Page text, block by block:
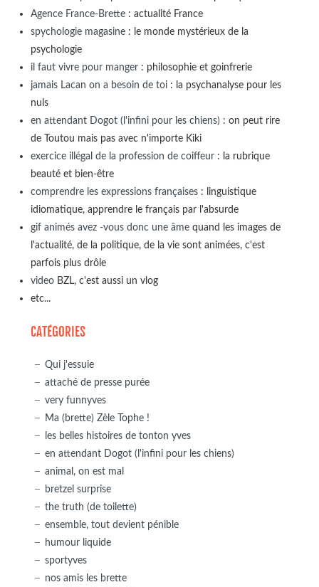
Agence France-Brette: actualité France
spychologie magasine: le monde mystérieux de la
psychologie
il faut vivre pour manger: philosophie et goinfrerie
jamais Lacan on a besoin de toi: la psychanalyse pour les
nuls
en attendant Dogot (l'infini pour les chiens): on peut rire
de Toutou mais pas avec n'importe Kiki
exercice illégal de la profession de coiffeur: la rubrique
beauté et bien-être
comprendre les expressions françaises: linguistique
idiomatique, apprendre le français par l'absurde
gif animés avez -vous donc une âmequand les images de
l'actualité, de la politique, de la vie sont animées, c'est
parfois plus drôle
videoBZL, c'est aussi un vlog
etc...
CATÉGORIES
Qui j'essuie
attaché de presse purée
very funnyves
Ma (brette) Zèle Tophe !
les belles histoires de tonton yves
en attendant Dogot (l'infini pour les chiens)
animal, on est mal
bretzel surprise
the truth (de toilette)
ensemble, tout devient pénible
humour liquide
sportyves
nos amis les brette